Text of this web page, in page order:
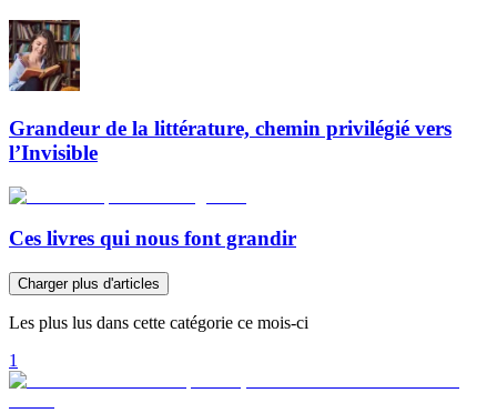
Grandeur de la littérature, chemin privilégié vers
l’Invisible
Ces livres qui nous font grandir
Charger plus d'articles
Les plus lus dans cette catégorie ce mois-ci
1